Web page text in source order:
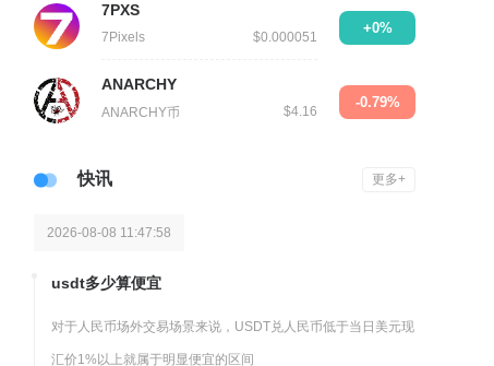
7PXS
7Pixels $0.000051
+0%
ANARCHY
ANARCHY币 $4.16
-0.79%
快讯 更多+
2026-08-08 11:47:58
usdt多少算便宜
对于人民币场外交易场景来说，USDT兑人民币低于当日美元现
汇价1%以上就属于明显便宜的区间